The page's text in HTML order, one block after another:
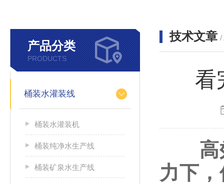
产品分类
PRODUCTS
桶装水灌装线
桶装水灌装机
桶装纯净水生产线
桶装矿泉水生产线
技术文章 /
看
力下